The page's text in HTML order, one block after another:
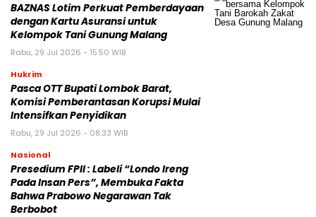
BAZNAS Lotim Perkuat Pemberdayaan
dengan Kartu Asuransi untuk
Kelompok Tani Gunung Malang
Rabu, 29 Jul 2026 - 15:50 WIB
Hukrim
Pasca OTT Bupati Lombok Barat,
Komisi Pemberantasan Korupsi Mulai
Intensifkan Penyidikan
Rabu, 29 Jul 2026 - 08:33 WIB
Nasional
Presedium FPII : Labeli “Londo Ireng
Pada Insan Pers”, Membuka Fakta
Bahwa Prabowo Negarawan Tak
Berbobot